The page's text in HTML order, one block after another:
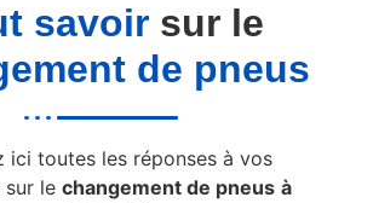
savoir sur le
de pneus
ici toutes les réponses à vos
sur le changement de pneus à